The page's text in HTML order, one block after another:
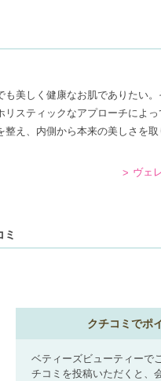
美しく健康なお肌でありたい
スティックなアプローチによ
え、内側から本来の美しさを
ヴェ
クチコミでポ
ベティーズビューティーで
チコミを投稿いただくと、